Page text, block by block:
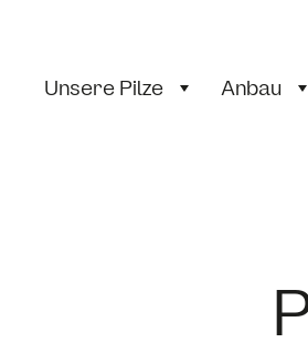
Unsere Pilze Anbau